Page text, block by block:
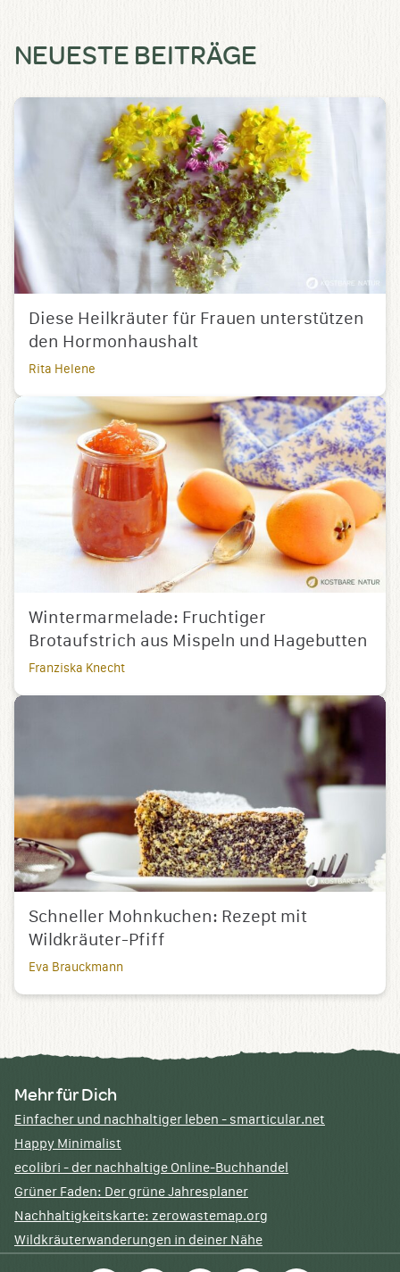
NEUESTE BEITRÄGE
Diese Heilkräuter für Frauen unterstützen
den Hormonhaushalt
Rita Helene
Wintermarmelade: Fruchtiger
Brotaufstrich aus Mispeln und Hagebutten
Franziska Knecht
Schneller Mohnkuchen: Rezept mit
Wildkräuter-Pfiff
Eva Brauckmann
Mehr für Dich
Einfacher und nachhaltiger leben - smarticular.net
Happy Minimalist
ecolibri - der nachhaltige Online-Buchhandel
Grüner Faden: Der grüne Jahresplaner
Nachhaltigkeitskarte: zerowastemap.org
Wildkräuterwanderungen in deiner Nähe